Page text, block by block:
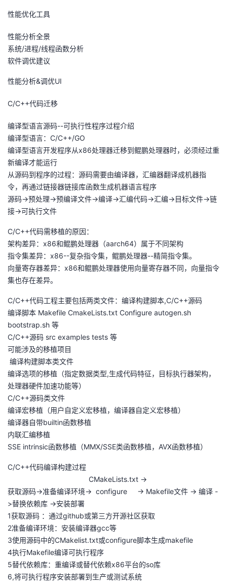
性能优化工具
性能分析全景
系统/进程/线程函数分析
软件调优建议
性能分析&调优UI
C/C++代码迁移
编译型语言源码--可执行性程序过程介绍
编译型语言：C/C++/GO
编译型语言开发程序从x86处理器迁移到鲲鹏处理器时，必须经过重
新编译才能运行
从源码到程序的过程：源码需要由编译器，汇编器翻译成机器指
令，再通过链接器链接库函数生成机器语言程序
源码->预处理->预编译文件->编译->汇编代码->汇编->目标文件->链
接->可执行文件
C/C++代码需移植的原因：
架构差异：x86和鲲鹏处理器（aarch64）属于不同架构
指令集差异：x86--复杂指令集，鲲鹏处理器--精简指令集。
向量寄存器差异：x86和鲲鹏处理器使用向量寄存器不同，向量指令
集也存在差异。
C/C++代码工程主要包括两类文件：编译构建脚本,C/C++源码
编译脚本 Makefile CmakeLists.txt Configure autogen.sh
bootstrap.sh 等
C/C++源码 src examples tests 等
可能涉及的移植项目
编译构建脚本类文件
编译选项的移植（指定数据类型,生成代码特征，目标执行器架构，
处理器硬件加速功能等）
C/C++源码类文件
编译宏移植（用户自定义宏移植，编译器自定义宏移植）
编译器自带builtin函数移植
内联汇编移植
SSE intrinsic函数移植（MMX/SSE类函数移植，AVX函数移植）
C/C++代码编译构建过程
CMakeLists.txt ->
获取源码->准备编译环境-> configure -> Makefile文件 -> 编译 -
>替换依赖库 ->安装部署
1获取源码 ：通过github或第三方开源社区获取
2准备编译环境：安装编译器gcc等
3使用源码中的CMakelist.txt或configure脚本生成makefile
4执行Makefile编译可执行程序
5替代依赖库：重编译或替代依赖x86平台的so库
6,将可执行程序安装部署到生产或测试系统